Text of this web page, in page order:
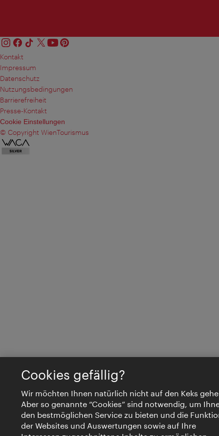
Kontakt
Impressum
Datenschutz
Nutzungsbedingungen
Barrierefreiheit
Presse-Kontakt
Cookie Einstellungen
© Copyright WienTourismus
Cookies gefällig?
Wir möchten Ihnen natürlich nicht auf den Keks
Aber so genannte “Cookies” sind notwendig, um
den bestmöglichen Service zu bieten und die
der Websites und Auswertungen sowie auf Ihre